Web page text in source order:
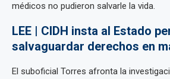
médicos no pudieron salvarle la vida.
LEE | CIDH insta al Estado
salvaguardar derechos en
El suboficial Torres afronta la